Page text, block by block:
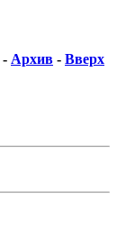
- Архив - Вверх